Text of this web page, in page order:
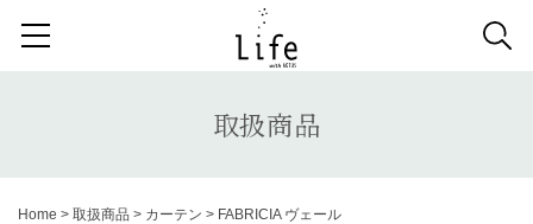
検索する記事の種類：
納品事例 News
取扱商品
Home > 取扱商品 > カーテン > FABRICIA ヴェール